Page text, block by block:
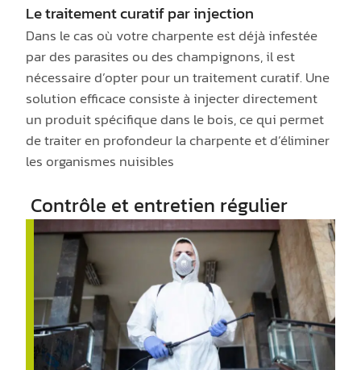
Le traitement curatif par injection
Dans le cas où votre charpente est déjà infestée
par des parasites ou des champignons, il est
nécessaire d’opter pour un traitement curatif. Une
solution efficace consiste à injecter directement
un produit spécifique dans le bois, ce qui permet
de traiter en profondeur la charpente et d’éliminer
les organismes nuisibles
Contrôle et entretien régulier